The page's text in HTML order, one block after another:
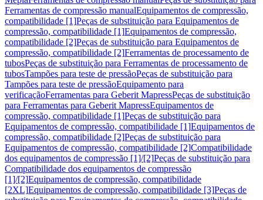
Ferramentas de compressão manualEquipamentos de compressão,
compatibilidade [1]Peças de substituição para Equipamentos de
compressão, compatibilidade [1]Equipamentos de compressão,
compatibilidade [2]Peças de substituição para Equipamentos de
compressão, compatibilidade [2]Ferramentas de processamento de
tubosPeças de substituição para Ferramentas de processamento de
tubosTampões para teste de pressãoPeças de substituição para
Tampões para teste de pressãoEquipamento para
verificaçãoFerramentas para Geberit MapressPeças de substituição
para Ferramentas para Geberit MapressEquipamentos de
compressão, compatibilidade [1]Peças de substituição para
Equipamentos de compressão, compatibilidade [1]Equipamentos de
compressão, compatibilidade [2]Peças de substituição para
Equipamentos de compressão, compatibilidade [2]Compatibilidade
dos equipamentos de compressão [1]/[2]Peças de substituição para
Compatibilidade dos equipamentos de compressão
[1]/[2]Equipamentos de compressão, compatibilidade
[2XL]Equipamentos de compressão, compatibilidade [3]Peças de